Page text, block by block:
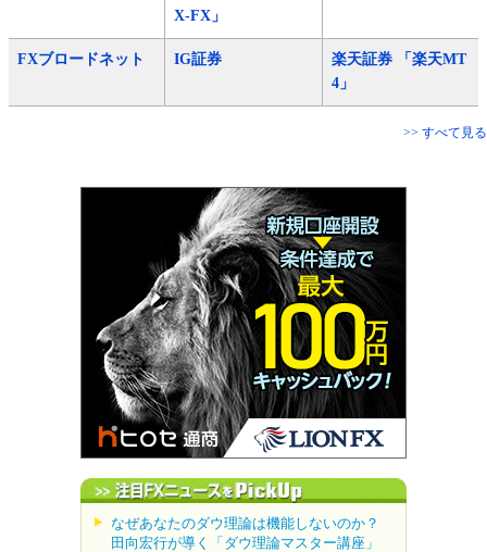
X-FX」
FXブロードネット IG証券
楽天証券 「楽天MT
4」
>> すべて見る
なぜあなたのダウ理論は機能しないのか？
田向宏行が導く「ダウ理論マスター講座」